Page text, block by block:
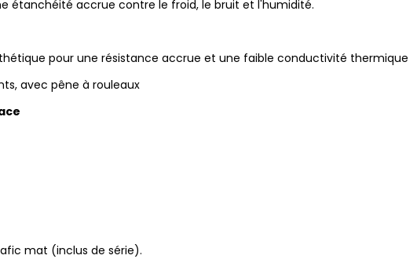
étanchéité accrue contre le froid, le bruit et l'humidité.
pour une résistance accrue et une faible conductivité thermique
avec pêne à rouleaux
mat (inclus de série).